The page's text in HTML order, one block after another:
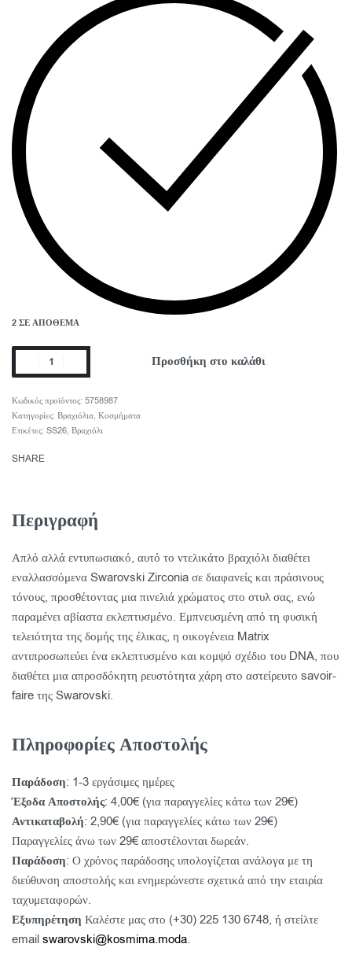
2 ΣΕ ΑΠΌΘΕΜΑ
Προσθήκη στο καλάθι
5758987
Κατηγορίες: Βραχιόλια, Κοσμήματα
Ετικέτες: SS26, Βραχιόλι
SHARE
Περιγραφή
Απλό αλλά εντυπωσιακό, αυτό το ντελικάτο βραχιόλι διαθέτει
εναλλασσόμενα Swarovski Zirconia σε διαφανείς και πράσινους
τόνους, προσθέτοντας μια πινελιά χρώματος στο στυλ σας, ενώ
παραμένει αβίαστα εκλεπτυσμένο. Εμπνευσμένη από τη φυσική
τελειότητα της δομής της έλικας, η οικογένεια Matrix
αντιπροσωπεύει ένα εκλεπτυσμένο και κομψό σχέδιο του DNA, που
διαθέτει μια απροσδόκητη ρευστότητα χάρη στο αστείρευτο savoir-
faire της Swarovski.
Πληροφορίες Αποστολής
Παράδοση: 1-3 εργάσιμες ημέρες
Έξοδα Αποστολής: 4,00€ (για παραγγελίες κάτω των 29€)
Αντικαταβολή: 2,90€ (για παραγγελίες κάτω των 29€)
Παραγγελίες άνω των 29€ αποστέλονται δωρεάν.
Παράδοση: Ο χρόνος παράδοσης υπολογίζεται ανάλογα με τη
διεύθυνση αποστολής και ενημερώνεστε σχετικά από την εταιρία
ταχυμεταφορών.
Εξυπηρέτηση Καλέστε μας στο (+30) 225 130 6748, ή στείλτε
email swarovski@kosmima.moda.